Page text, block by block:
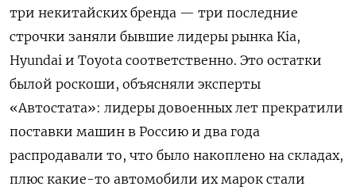
три некитайских бренда — три последние
строчки заняли бывшие лидеры рынка Kia,
Hyundai и Toyota соответственно. Это остатки
былой роскоши, объясняли эксперты
«Автостата»: лидеры довоенных лет прекратили
поставки машин в Россию и два года
распродавали то, что было накоплено на складах,
плюс какие-то автомобили их марок стали